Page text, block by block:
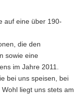
auf eine über 190-
die den
sowie eine
im Jahre 2011.
bei uns speisen, bei
liegt uns stets am